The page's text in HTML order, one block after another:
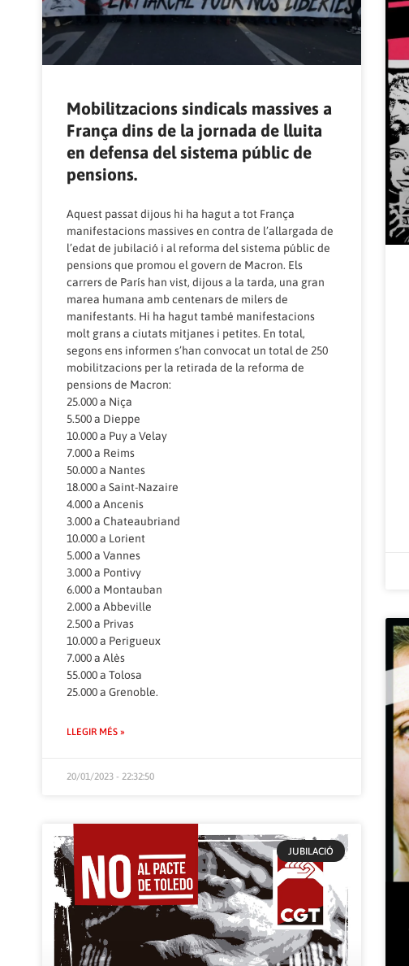
Mobilitzacions sindicals massives a
França dins de la jornada de lluita
en defensa del sistema públic de
pensions.
Aquest passat dijous hi ha hagut a tot França
manifestacions massives en contra de l’allargada de
l’edat de jubilació i al reforma del sistema públic de
pensions que promou el govern de Macron. Els
carrers de París han vist, dijous a la tarda, una gran
marea humana amb centenars de milers de
manifestants. Hi ha hagut també manifestacions
molt grans a ciutats mitjanes i petites. En total,
segons ens informen s’han convocat un total de 250
mobilitzacions per la retirada de la reforma de
pensions de Macron:
25.000 a Niça
5.500 a Dieppe
10.000 a Puy a Velay
7.000 a Reims
50.000 a Nantes
18.000 a Saint-Nazaire
4.000 a Ancenis
3.000 a Chateaubriand
10.000 a Lorient
5.000 a Vannes
3.000 a Pontivy
6.000 a Montauban
2.000 a Abbeville
2.500 a Privas
10.000 a Perigueux
7.000 a Alès
55.000 a Tolosa
25.000 a Grenoble.
LLEGIR MÉS »
20/01/2023 - 22:32:50
JUBILACIÓ